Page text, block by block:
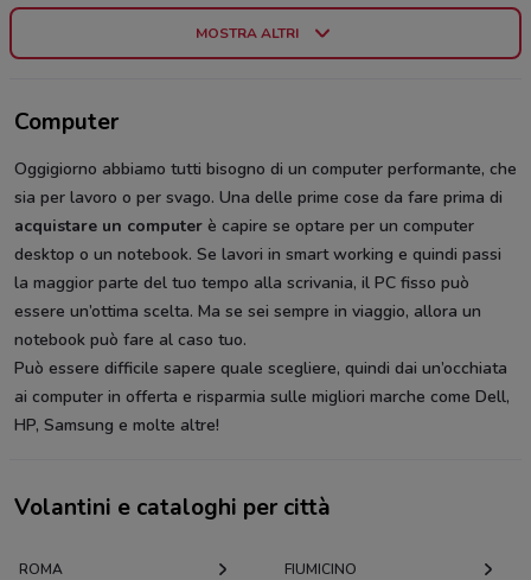
MOSTRA ALTRI
Computer
Oggigiorno abbiamo tutti bisogno di un computer performante, che
sia per lavoro o per svago. Una delle prime cose da fare prima di
acquistare un computer è capire se optare per un computer
desktop o un notebook. Se lavori in smart working e quindi passi
la maggior parte del tuo tempo alla scrivania, il PC fisso può
essere un’ottima scelta. Ma se sei sempre in viaggio, allora un
notebook può fare al caso tuo.
Può essere difficile sapere quale scegliere, quindi dai un’occhiata
ai computer in offerta e risparmia sulle migliori marche come Dell,
HP, Samsung e molte altre!
Volantini e cataloghi per città
ROMA FIUMICINO